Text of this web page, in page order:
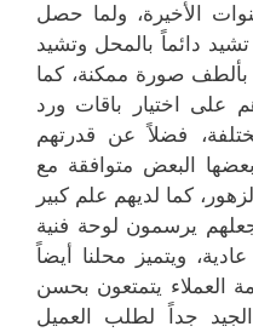
الأخيرة، ولما حصل
دائماً بالمحل وتشيد
بألطف صورة ممكنة، كما
على اختيار باقات ورد
فضلاً عن قدرتهم
البعض متوافقة مع
كما لديهم علم كبير
يرسمون لوحة فنية
ويتميز محلنا أيضاً
العملاء يتمتعون بحسن
جداً لطلب العميل